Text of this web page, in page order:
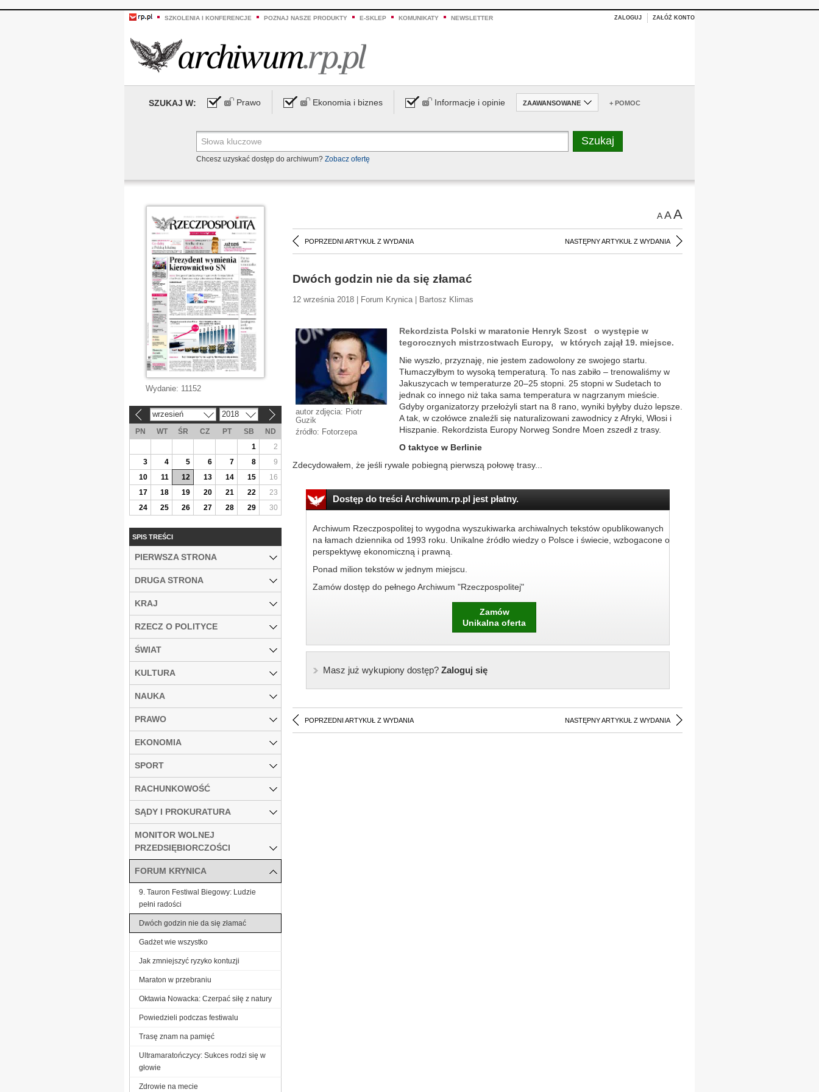
SZKOLENIA I KONFERENCJE POZNAJ NASZE PRODUKTY E-SKLEP KOMUNIKATY NEWSLETTER ZALOGUJ ZAŁÓŻ KONTO
SZUKAJ W: Prawo Ekonomia i biznes Informacje i opinie ZAAWANSOWANE + POMOC
Chcesz uzyskać dostęp do archiwum? Zobacz ofertę
AAA
POPRZEDNI ARTYKUŁ Z WYDANIA NASTĘPNY ARTYKUŁ Z WYDANIA
Dwóch godzin nie da się złamać
12 września 2018 | Forum Krynica | Bartosz Klimas
autor zdjęcia: Piotr
Guzik
źródło: Fotorzepa
Rekordzista Polski w maratonie Henryk Szost o występie w
tegorocznych mistrzostwach Europy, w których zajął 19. miejsce.
Nie wyszło, przyznaję, nie jestem zadowolony ze swojego startu.
Tłumaczyłbym to wysoką temperaturą. To nas zabiło – trenowaliśmy w
Jakuszycach w temperaturze 20–25 stopni. 25 stopni w Sudetach to
jednak co innego niż taka sama temperatura w nagrzanym mieście.
Gdyby organizatorzy przełożyli start na 8 rano, wyniki byłyby dużo lepsze.
A tak, w czołówce znaleźli się naturalizowani zawodnicy z Afryki, Włosi i
Hiszpanie. Rekordzista Europy Norweg Sondre Moen zszedł z trasy.
O taktyce w Berlinie
Zdecydowałem, że jeśli rywale pobiegną pierwszą połowę trasy...
Dostęp do treści Archiwum.rp.pl jest płatny.
Archiwum Rzeczpospolitej to wygodna wyszukiwarka archiwalnych tekstów opublikowanych
na łamach dziennika od 1993 roku. Unikalne źródło wiedzy o Polsce i świecie, wzbogacone o
perspektywę ekonomiczną i prawną.
Ponad milion tekstów w jednym miejscu.
Zamów dostęp do pełnego Archiwum "Rzeczpospolitej"
Zamów
Unikalna oferta
Masz już wykupiony dostęp?Zaloguj się
POPRZEDNI ARTYKUŁ Z WYDANIA NASTĘPNY ARTYKUŁ Z WYDANIA
Wydanie: 11152
wrzesień 2018
PN WT ŚR CZ PT SB
ND
1
2
3
4 5 6 7 8
9
10
11 12 13 14 15
16
17
18 19 20 21 22
23
24
25 26 27 28 29 30
SPIS TREŚCI
PIERWSZA STRONA
DRUGA STRONA
KRAJ
RZECZ O POLITYCE
ŚWIAT
KULTURA
NAUKA
PRAWO
EKONOMIA
SPORT
RACHUNKOWOŚĆ
SĄDY I PROKURATURA
MONITOR WOLNEJ
PRZEDSIĘBIORCZOŚCI
FORUM KRYNICA
9. Tauron Festiwal Biegowy: Ludzie
pełni radości
Dwóch godzin nie da się złamać
Gadżet wie wszystko
Jak zmniejszyć ryzyko kontuzji
Maraton w przebraniu
Oktawia Nowacka: Czerpać siłę z natury
Powiedzieli podczas festiwalu
Trasę znam na pamięć
Ultramaratończycy: Sukces rodzi się w
głowie
Zdrowie na mecie